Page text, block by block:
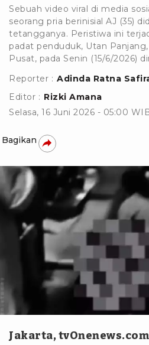
Sebuah video viral di media
seorang pria berinisial AJ (35)
tetangganya. Peristiwa ini
padat penduduk, Utan
Pusat, pada Senin (15/6/2026)
Reporter : Adinda Ratna
Editor : Rizki Amana
Selasa, 16 Juni 2026 - 05:00
Bagikan
Jakarta, tvOnenews.com